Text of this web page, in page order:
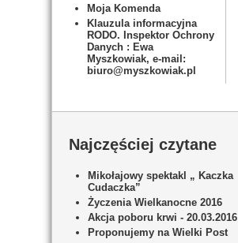
Moja Komenda
Klauzula informacyjna
RODO. Inspektor Ochrony
Danych : Ewa
Myszkowiak, e-mail:
biuro@myszkowiak.pl
Najczęściej czytane
Mikołajowy spektakl „ Kaczka
Cudaczka”
Życzenia Wielkanocne 2016
Akcja poboru krwi - 20.03.2016
Proponujemy na Wielki Post